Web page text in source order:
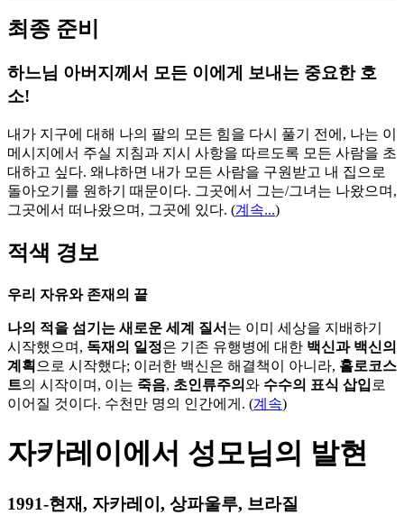
최종 준비
하느님 아버지께서 모든 이에게 보내는 중요한 호
소!
내가 지구에 대해 나의 팔의 모든 힘을 다시 풀기 전에, 나는 이
메시지에서 주실 지침과 지시 사항을 따르도록 모든 사람을 초
대하고 싶다. 왜냐하면 내가 모든 사람을 구원받고 내 집으로
돌아오기를 원하기 때문이다. 그곳에서 그는/그녀는 나왔으며,
그곳에서 떠나왔으며, 그곳에 있다. (계속...)
적색 경보
우리 자유와 존재의 끝
나의 적을 섬기는 새로운 세계 질서 는 이미 세상을 지배하기
시작했으며, 독재의 일정은 기존 유행병에 대한 백신과 백신의
계획 으로 시작했다; 이러한 백신은 해결책이 아니라, 홀로코스
트의 시작이며, 이는 죽음, 초인류주의 와 수수의 표식 삽입 로
이어질 것이다. 수천만 명의 인간에게. (계속)
자카레이에서 성모님의 발현
1991-현재, 자카레이, 상파울루, 브라질